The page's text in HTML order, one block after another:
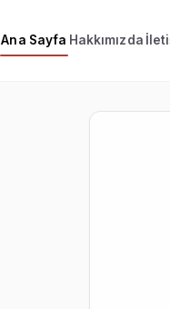
Ana Sayfa Hakkımızda